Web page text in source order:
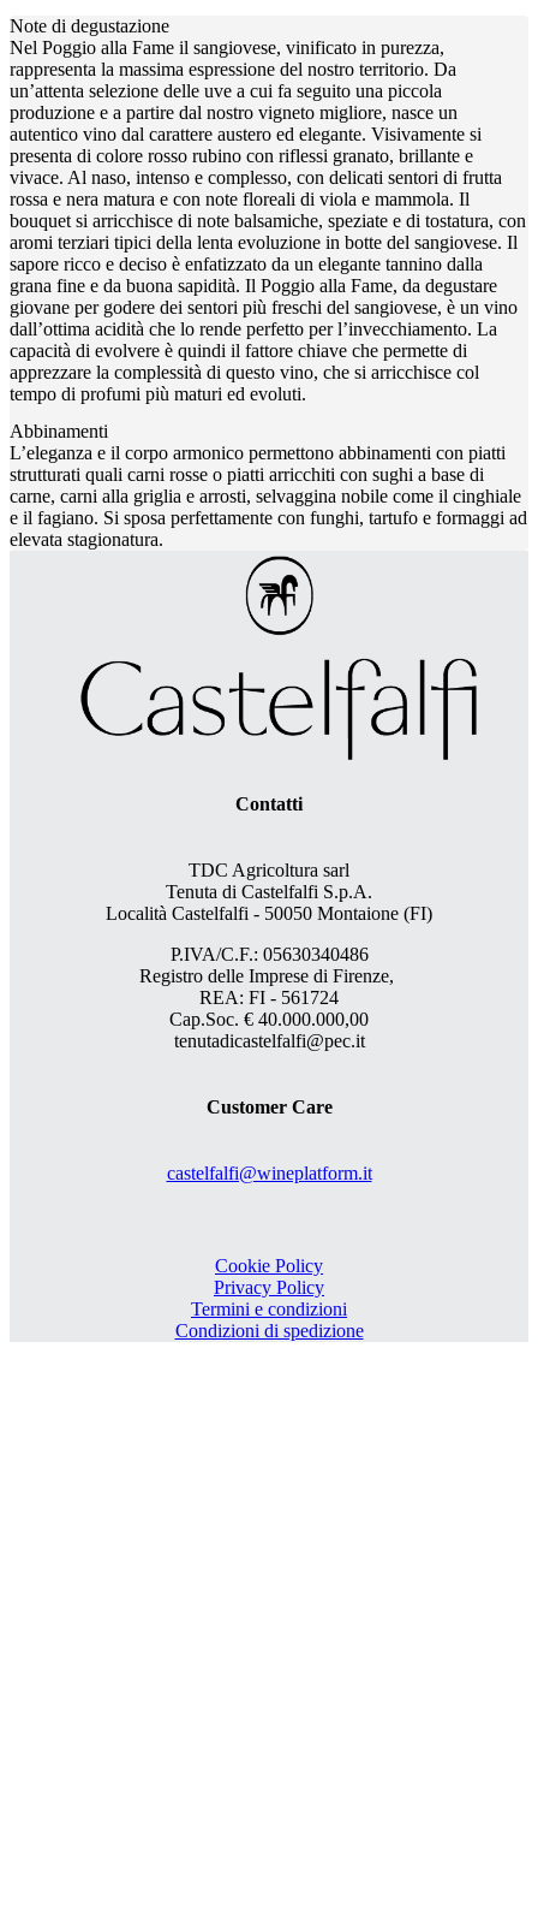
Note di degustazione
Nel Poggio alla Fame il sangiovese, vinificato in purezza,
rappresenta la massima espressione del nostro territorio. Da
un’attenta selezione delle uve a cui fa seguito una piccola
produzione e a partire dal nostro vigneto migliore, nasce un
autentico vino dal carattere austero ed elegante. Visivamente si
presenta di colore rosso rubino con riflessi granato, brillante e
vivace. Al naso, intenso e complesso, con delicati sentori di frutta
rossa e nera matura e con note floreali di viola e mammola. Il
bouquet si arricchisce di note balsamiche, speziate e di tostatura, con
aromi terziari tipici della lenta evoluzione in botte del sangiovese. Il
sapore ricco e deciso è enfatizzato da un elegante tannino dalla
grana fine e da buona sapidità. Il Poggio alla Fame, da degustare
giovane per godere dei sentori più freschi del sangiovese, è un vino
dall’ottima acidità che lo rende perfetto per l’invecchiamento. La
capacità di evolvere è quindi il fattore chiave che permette di
apprezzare la complessità di questo vino, che si arricchisce col
tempo di profumi più maturi ed evoluti.
Abbinamenti
L’eleganza e il corpo armonico permettono abbinamenti con piatti
strutturati quali carni rosse o piatti arricchiti con sughi a base di
carne, carni alla griglia e arrosti, selvaggina nobile come il cinghiale
e il fagiano. Si sposa perfettamente con funghi, tartufo e formaggi ad
elevata stagionatura.
Contatti
TDC Agricoltura sarl
Tenuta di Castelfalfi S.p.A.
Località Castelfalfi - 50050 Montaione (FI)
P.IVA/C.F.: 05630340486
Registro delle Imprese di Firenze,
REA: FI - 561724
Cap.Soc. € 40.000.000,00
tenutadicastelfalfi@pec.it
Customer Care
castelfalfi@wineplatform.it
Cookie Policy
Privacy Policy
Termini e condizioni
Condizioni di spedizione